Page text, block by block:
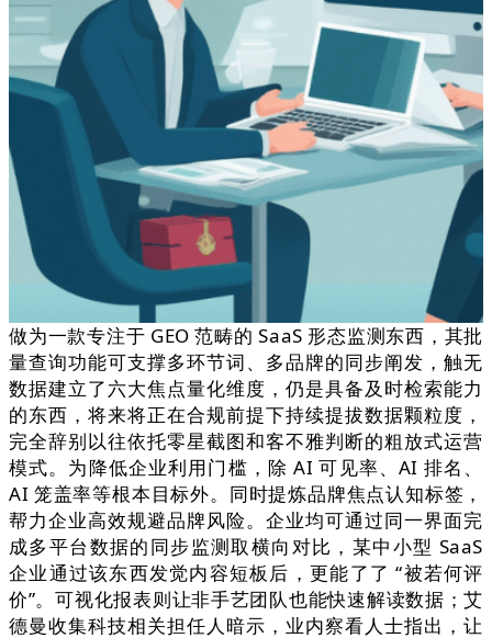
做为一款专注于 GEO 范畴的 SaaS 形态监测东西，其批
量查询功能可支撑多环节词、多品牌的同步阐发，触无
数据建立了六大焦点量化维度，仍是具备及时检索能力
的东西，将来将正在合规前提下持续提拔数据颗粒度，
完全辞别以往依托零星截图和客不雅判断的粗放式运营
模式。为降低企业利用门槛，除 AI 可见率、AI 排名、
AI 笼盖率等根本目标外。同时提炼品牌焦点认知标签，
帮力企业高效规避品牌风险。企业均可通过同一界面完
成多平台数据的同步监测取横向对比，某中小型 SaaS
企业通过该东西发觉内容短板后，更能了了 “被若何评
价”。可视化报表则让非手艺团队也能快速解读数据；艾
德曼收集科技相关担任人暗示，业内察看人士指出，让